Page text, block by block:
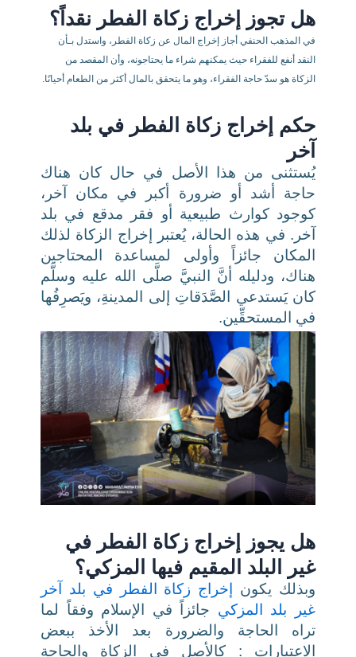
هل تجوز إخراج زكاة الفطر نقداً؟
في المذهب الحنفي أجاز إخراج المال عن زكاة الفطر، واستدل بـأن
النقد أنفع للفقراء حيث يمكنهم شراء ما يحتاجونه، وأن المقصد من
الزكاة هو سدّ حاجة الفقراء، وهو ما يتحقق بالمال أكثر من الطعام أحيانًا.
حكم إخراج زكاة الفطر في بلد
آخر
يُستثنى من هذا الأصل في حال كان هناك
حاجة أشد أو ضرورة أكبر في مكان آخر،
كوجود كوارث طبيعية أو فقر مدقع في بلد
آخر. في هذه الحالة، يُعتبر إخراج الزكاة لذلك
المكان جائزاً وأولى لمساعدة المحتاجين
هناك، ودليله
أنَّ النبيَّ صلَّى الله عليه وسلَّم
كان يَستدعي الصَّدَقاتِ إلى المدينةِ، ويَصرِفُها
في المستحقِّين.
هل يجوز إخراج زكاة الفطر في
غير البلد المقيم فيها المزكي؟
وبذلك يكون
إخراج زكاة الفطر في بلد آخر
غير بلد المزكي جائزاً في الإسلام وفقاً لما
تراه الحاجة والضرورة بعد الأخذ ببعض
الاعتبارات : كالأصل في الزكاة والحاجة